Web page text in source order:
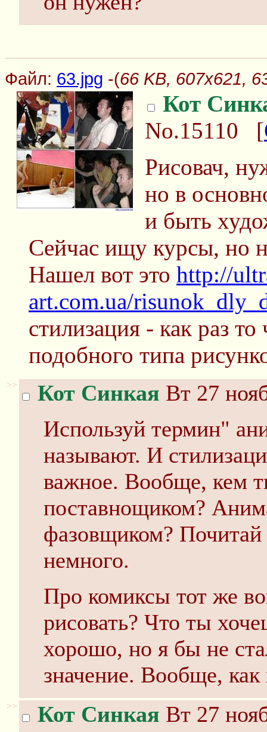
Файл: 63.jpg -(66 KB, 607x621,
Кот
No.15110 [
Рисовач,
но в
и быть
Сейчас ищу курсы, но
Нашел вот это http://
art.com.ua/
стилизация - как раз
подобного типа
>> Кот Синкая Вт 27
Используй термин"
называют. И
важное. Вообще, кем
поставнощиком?
фазовщиком?
немного.
Про комиксы тот же
рисовать? Что ты
хорошо, но я бы не
значение. Вообще,
>> Кот Синкая Вт 27